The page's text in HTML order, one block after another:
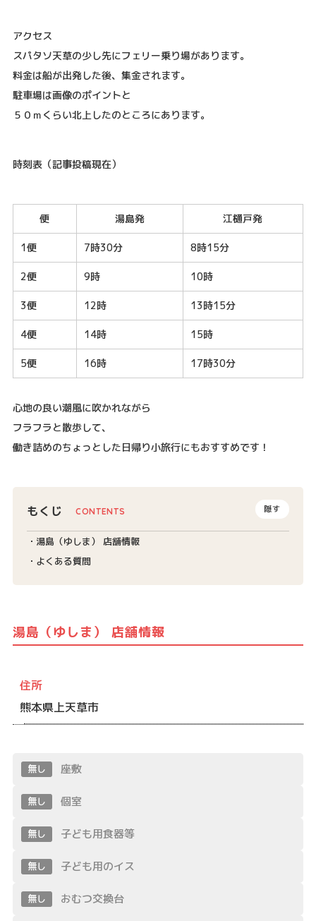
アクセス
スパタソ天草の少し先にフェリー乗り場があります。
料金は船が出発した後、集金されます。
駐車場は画像のポイントと
５０ｍくらい北上したのところにあります。
時刻表（記事投稿現在）
便 湯島発 江樋戸発
1便 7時30分 8時15分
2便 9時 10時
3便 12時 13時15分
4便 14時 15時
5便 16時 17時30分
心地の良い潮風に吹かれながら
フラフラと散歩して、
働き詰めのちょっとした日帰り小旅行にもおすすめです！
もくじ 隠す
湯島（ゆしま） 店舗情報
よくある質問
湯島（ゆしま） 店舗情報
住所
熊本県上天草市
無し 座敷
無し 個室
無し 子ども用食器等
無し 子ども用のイス
無し おむつ交換台